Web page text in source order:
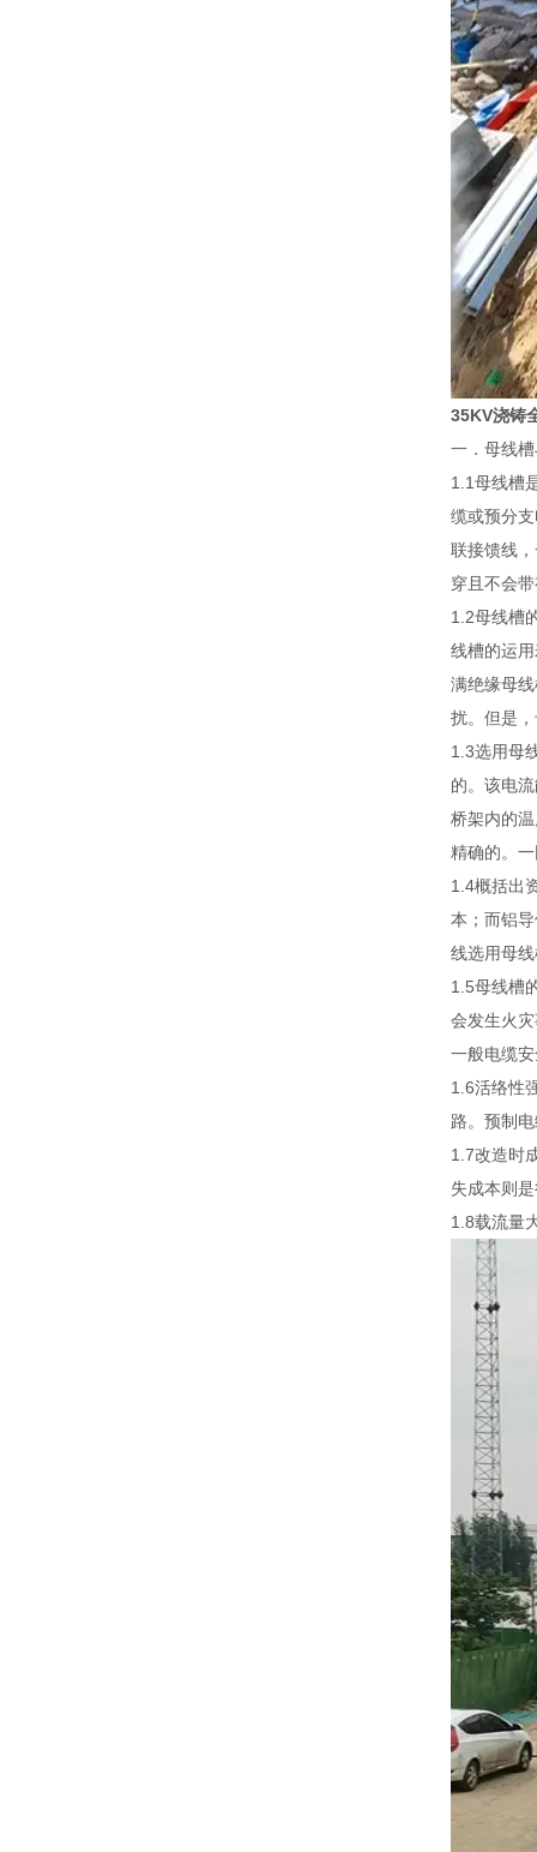
35KV浇铸
一．母线
1.1母线槽
缆或预分
联接馈线
穿且不会
1.2母线槽
线槽的运
满绝缘母
扰。但是
1.3选用母
的。该电
桥架内的
精确的。
1.4概括出
本；而铝
线选用母
1.5母线槽
会发生火
一般电缆
1.6活络性
路。预制
1.7改造时
失成本则
1.8载流量